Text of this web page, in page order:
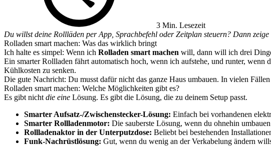
3 Min. Lesezeit
Du willst deine Rollläden per App, Sprachbefehl oder Zeitplan steuern? Dann
Rolladen smart machen: Was das wirklich bringt
Ich halte es simpel: Wenn ich Rolladen smart machen will, dann will ich drei
Ein smarter Rollladen fährt automatisch hoch, wenn ich aufstehe, und runter,
Kühlkosten zu senken.
Die gute Nachricht: Du musst dafür nicht das ganze Haus umbauen. In vielen
Rolladen smart machen: Welche Möglichkeiten gibt es?
Es gibt nicht die eine Lösung. Es gibt die Lösung, die zu deinem Setup passt.
Smarter Aufsatz-/Zwischenstecker-Lösung: Einfach bei vorhandenen
Smarter Rollladenmotor: Die sauberste Lösung, wenn du ohnehin
Rollladenaktor in der Unterputzdose: Beliebt bei bestehenden
Funk-Nachrüstlösung: Gut, wenn du wenig an der Verkabelung ändern